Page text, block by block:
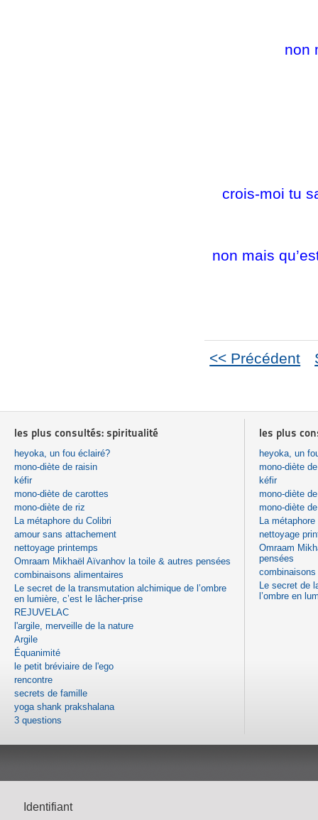
non
crois-moi tu
non mais
<< Précédent
les plus consultés: spiritualité
heyoka, un fou éclairé?
mono-diète de raisin
kéfir
mono-diète de carottes
mono-diète de riz
La métaphore du Colibri
amour sans attachement
nettoyage printemps
Omraam Mikhaël Aïvanhov la toile & autres pensées
combinaisons alimentaires
Le secret de la transmutation alchimique de l’ombre
en lumière, c’est le lâcher-prise
REJUVELAC
l'argile, merveille de la nature
Argile
Équanimité
le petit bréviaire de l'ego
rencontre
secrets de famille
yoga shank prakshalana
3 questions
les plus
heyoka, un
mono-diète
kéfir
mono-diète
mono-diète
La
nettoyage
Omraam
pensées
Le secret de
l’ombre en
Identifiant